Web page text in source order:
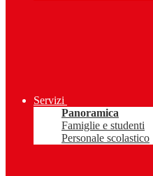
Servizi
Panoramica
Famiglie e studenti
Personale scolastico